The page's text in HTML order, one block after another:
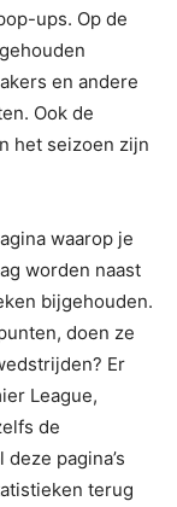
ups. Op de
en andere
Ook de
het seizoen zijn
waarop je
worden naast
bijgehouden.
doen ze
Er
League,
de
pagina’s
terug